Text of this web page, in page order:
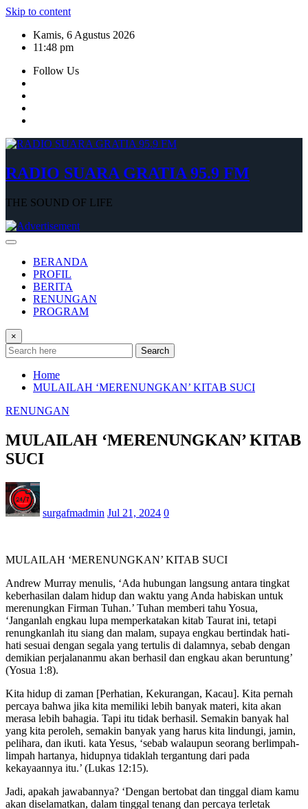
Skip to content
Kamis, 6 Agustus 2026
11:48 pm
Follow Us
RADIO SUARA GRATIA 95.9 FM
THE SOUND OF LIFE
BERANDA
PROFIL
BERITA
RENUNGAN
PROGRAM
×
Search
Home
MULAILAH ‘MERENUNGKAN’ KITAB SUCI
RENUNGAN
MULAILAH ‘MERENUNGKAN’ KITAB
SUCI
surgafmadmin Jul 21, 2024 0
MULAILAH ‘MERENUNGKAN’ KITAB SUCI
Andrew Murray menulis, ‘Ada hubungan langsung antara tingkat
keberhasilan dalam hidup dan waktu yang Anda habiskan untuk
merenungkan Firman Tuhan.’ Tuhan memberi tahu Yosua,
‘Janganlah engkau lupa memperkatakan kitab Taurat ini, tetapi
renungkanlah itu siang dan malam, supaya engkau bertindak hati-
hati sesuai dengan segala yang tertulis di dalamnya, sebab dengan
demikian perjalananmu akan berhasil dan engkau akan beruntung’
(Yosua 1:8).
Kita hidup di zaman [Perhatian, Kekurangan, Kacau]. Kita pernah
percaya bahwa jika kita memiliki lebih banyak materi, kita akan
merasa lebih bahagia. Tapi itu tidak berhasil. Semakin banyak hal
yang kita peroleh, semakin banyak yang harus kita lindungi, jamin,
pelihara, dan ikuti. kata Yesus, ‘sebab walaupun seorang berlimpah-
limpah hartanya, hidupnya tidaklah tergantung dari pada
kekayaannya itu.’ (Lukas 12:15).
Jadi, apakah jawabannya? ‘Dengan bertobat dan tinggal diam kamu
akan diselamatkan, dalam tinggal tenang dan percaya terletak